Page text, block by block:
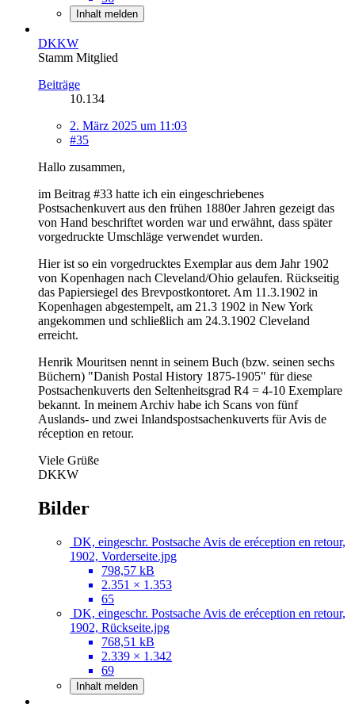
Inhalt melden
DKKW
Stamm Mitglied
Beiträge
10.134
2. März 2025 um 11:03
#35
Hallo zusammen,
im Beitrag #33 hatte ich ein eingeschriebenes
Postsachenkuvert aus den frühen 1880er Jahren gezeigt das
von Hand beschriftet worden war und erwähnt, dass später
vorgedruckte Umschläge verwendet wurden.
Hier ist so ein vorgedrucktes Exemplar aus dem Jahr 1902
von Kopenhagen nach Cleveland/Ohio gelaufen. Rückseitig
das Papiersiegel des Brevpostkontoret. Am 11.3.1902 in
Kopenhagen abgestempelt, am 21.3 1902 in New York
angekommen und schließlich am 24.3.1902 Cleveland
erreicht.
Henrik Mouritsen nennt in seinem Buch (bzw. seinen sechs
Büchern) "Danish Postal History 1875-1905" für diese
Postsachenkuverts den Seltenheitsgrad R4 = 4-10 Exemplare
bekannt. In meinem Archiv habe ich Scans von fünf
Auslands- und zwei Inlandspostsachenkuverts für Avis de
réception en retour.
Viele Grüße
DKKW
Bilder
DK, eingeschr. Postsache Avis de eréception en retour,
1902, Vorderseite.jpg
798,57 kB
2.351 × 1.353
65
DK, eingeschr. Postsache Avis de eréception en retour,
1902, Rückseite.jpg
768,51 kB
2.339 × 1.342
69
Inhalt melden